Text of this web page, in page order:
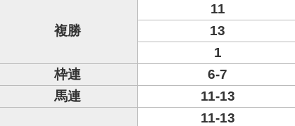
複勝
11
13
1
枠連
6-7
馬連
11-13
11-13